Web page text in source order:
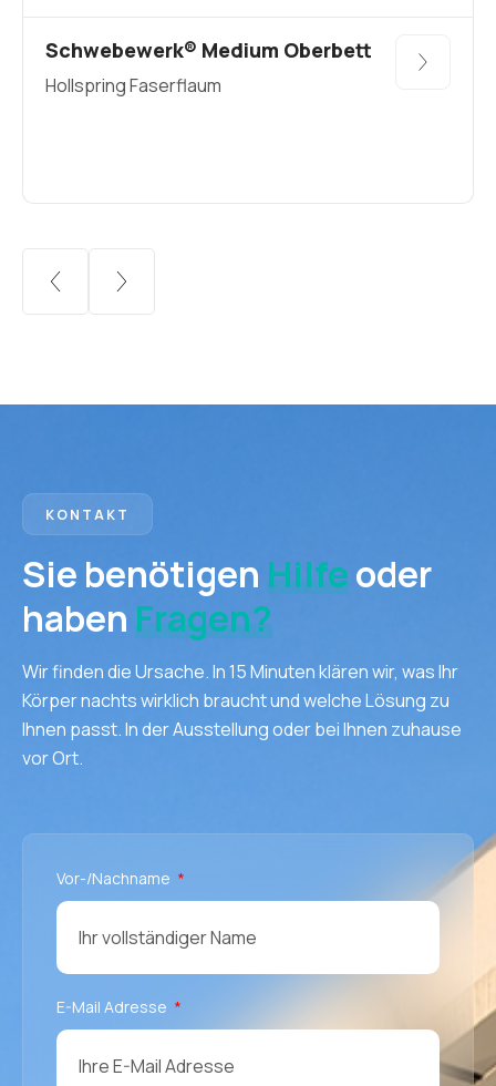
Schwebewerk® Medium Oberbett
Hollspring Faserflaum
KONTAKT
Sie benötigen Hilfeoder
haben Fragen?
Wir finden die Ursache. In 15 Minuten klären wir, was Ihr
Körper nachts wirklich braucht und welche Lösung zu
Ihnen passt. In der Ausstellung oder bei Ihnen zuhause
vor Ort.
Vor-/Nachname
E-Mail Adresse